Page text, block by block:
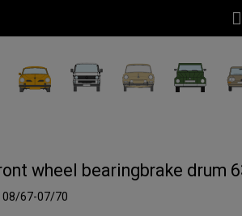
wheel bearingbrake drum
08/67-07/70